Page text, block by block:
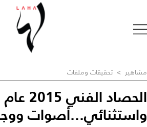
مشاهير > تحقيقات وملفات
الحصاد
واستثنائي...أصوات